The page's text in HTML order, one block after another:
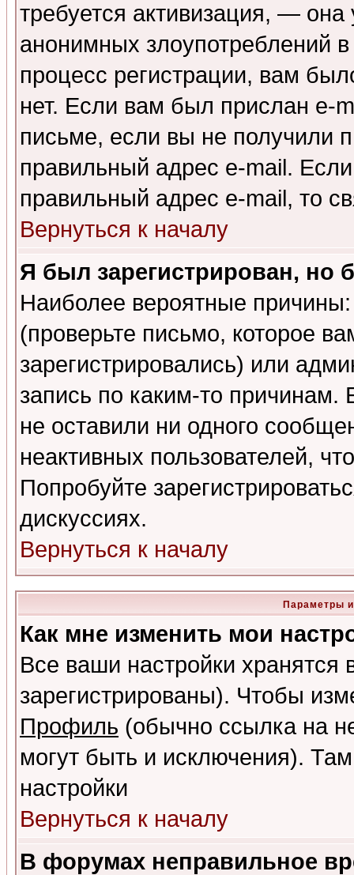
требуется активизация, —
анонимных злоупотреблений
процесс регистрации, вам
нет. Если вам был прислан e-
письме, если вы не получили
правильный адрес e-mail.
правильный адрес e-mail, то
Вернуться к началу
Я был зарегистрирован, но
Наиболее вероятные
(проверьте письмо, которое
зарегистрировались) или
запись по каким-то
не оставили ни одного
неактивных пользователей,
Попробуйте
дискуссиях.
Вернуться к началу
Параметры
Как мне изменить мои
Все ваши настройки
зарегистрированы). Чтобы
Профиль (обычно ссылка на
могут быть и исключения).
настройки
Вернуться к началу
В форумах неправильное